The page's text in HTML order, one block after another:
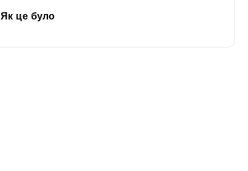
Як це було